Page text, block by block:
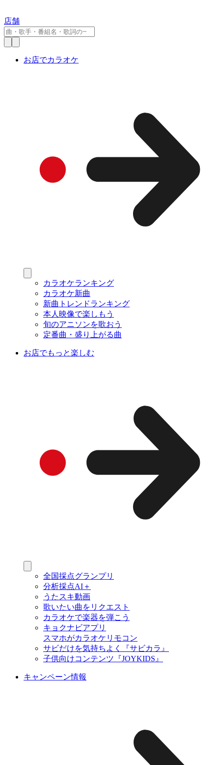
店舗
お店でカラオケ
カラオケランキング
カラオケ新曲
新曲トレンドランキング
本人映像で楽しもう
旬のアニソンを歌おう
定番曲・盛り上がる曲
お店でもっと楽しむ
全国採点グランプリ
分析採点AI＋
うたスキ動画
歌いたい曲をリクエスト
カラオケで楽器を弾こう
キョクナビアプリ
スマホがカラオケリモコン
サビだけを気持ちよく『サビカラ』
子供向けコンテンツ『JOYKIDS』
キャンペーン情報